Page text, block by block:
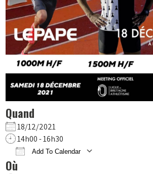
Quand
18/12/2021
14h00 - 16h30
Add To Calendar
Où